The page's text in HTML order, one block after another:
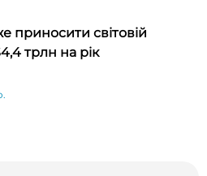
приносити світовій
трлн на рік